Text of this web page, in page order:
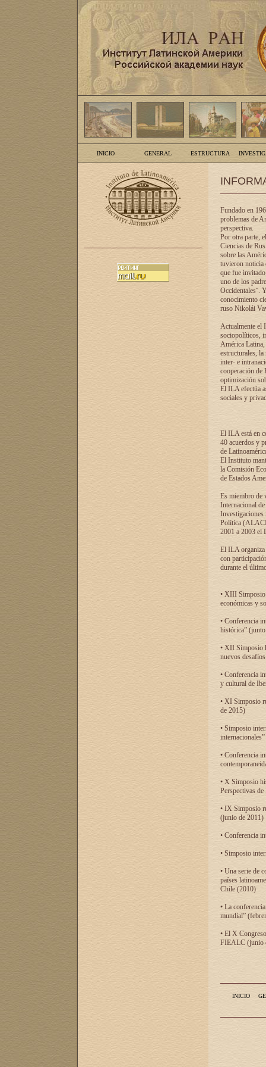
INICIO GENERAL ESTRUCTURA
Fundado en
problemas de
perspectiva.
Por otra parte,
Ciencias de
sobre las
tuvieron noticia
que fue
uno de los
Occidentales¨.
conocimiento
ruso Nikolái
Actualmente el
sociopolíticos,
América Latina,
estructurales,
inter- e
cooperación de
optimización
El ILA efectúa
sociales y
El ILA está en
40 acuerdos y
de
El Instituto
la Comisión
de Estados
Es miembro de
Internacional
Investigaciones
Política
2001 a 2003 el
El ILA organiza
con
durante el
• XIII Simposio
económicas y
• Conferencia
histórica”
• XII Simposio
nuevos
• Conferencia
y cultural de
• XI Simposio
de 2015)
• Simposio
• Conferencia
• X Simposio
Perspectivas
• IX Simposio
(junio de 2011)
• Conferencia
• Simposio
• Una serie de
países
Chile (2010)
• La
mundial”
• El X
FIEALC (junio
INICIO